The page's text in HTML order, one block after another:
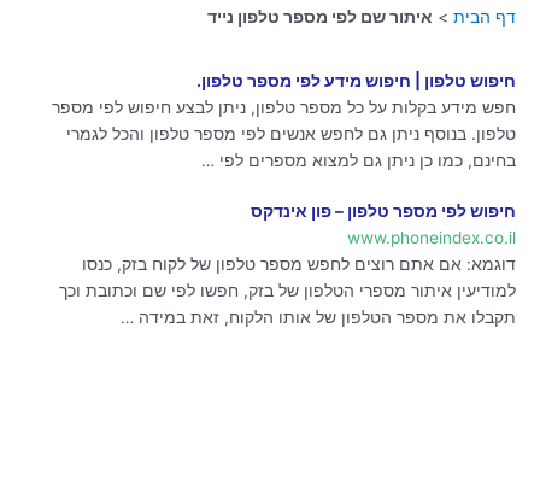
דף הבית איתור שם לפי מספר טלפון נייד
חיפוש טלפון | חיפוש מידע לפי מספר טלפון.
חפש מידע בקלות על כל מספר טלפון, ניתן לבצע חיפוש לפי מספר
טלפון. בנוסף ניתן גם לחפש אנשים לפי מספר טלפון והכל לגמרי
בחינם, כמו כן ניתן גם למצוא מספרים לפי …
חיפוש לפי מספר טלפון – פון אינדקס
www.phoneindex.co.il
דוגמא: אם אתם רוצים לחפש מספר טלפון של לקוח בזק, כנסו
למודיעין איתור מספרי הטלפון של בזק, חפשו לפי שם וכתובת וכך
תקבלו את מספר הטלפון של אותו הלקוח, זאת במידה …